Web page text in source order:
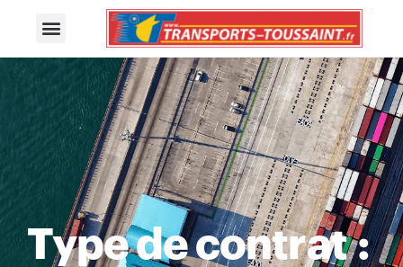
Type de contrat :